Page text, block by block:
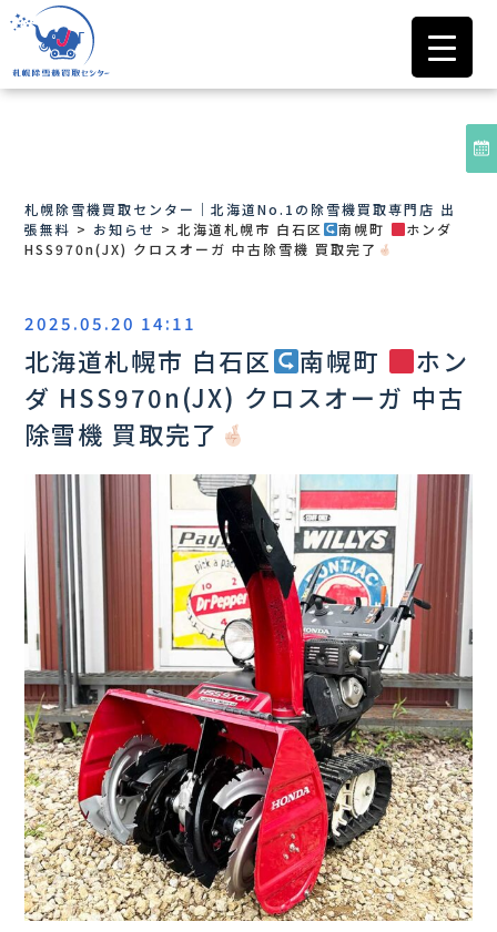
札幌除雪機買取センター｜北海道No.1の除雪機買取専門店 出
張無料 > お知らせ >北海道札幌市 白石区 南幌町
ホンダ
HSS970n(JX) クロスオーガ 中古除雪機 買取完了
2025.05.20 14:11
北海道札幌市 白石区 南幌町
ホン
ダ HSS970n(JX) クロスオーガ 中古
除雪機 買取完了